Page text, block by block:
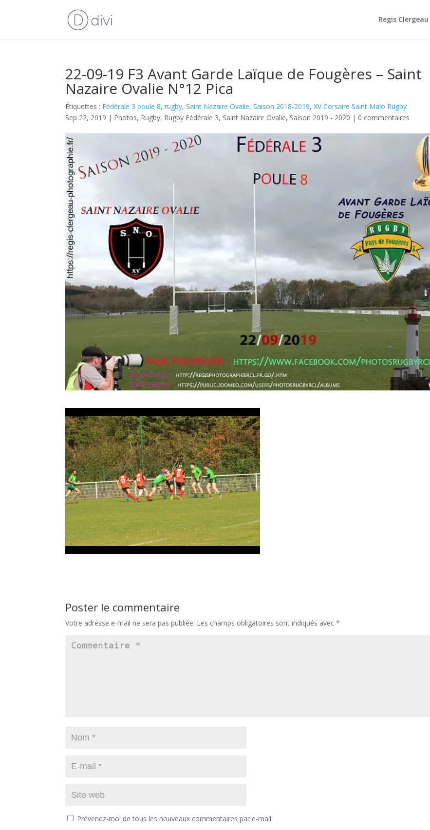
Regis
22-09-19 F3 Avant Garde Laïque de Fougères – Saint
Nazaire Ovalie N°12 Pica
Étiquettes : Fédérale 3 poule 8,rugby,Saint Nazaire Ovalie,Saison 2018-2019,XV Corsaire Saint Malo Rugby
Sep 22, 2019 | Photos, Rugby, Rugby Fédérale 3, Saint Nazaire Ovalie, Saison 2019 - 2020 | 0 commentaires
Poster le commentaire
Votre adresse e-mail ne sera pas publiée. Les champs obligatoires sont indiqués avec*
Prévenez-moi de tous les nouveaux commentaires par e-mail.